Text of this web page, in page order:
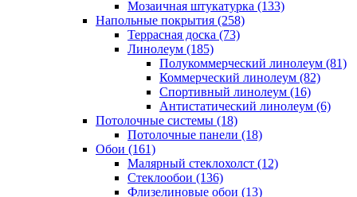
Мозаичная штукатурка (133)
Напольные покрытия (258)
Террасная доска (73)
Линолеум (185)
Полукоммерческий линолеум (81)
Коммерческий линолеум (82)
Спортивный линолеум (16)
Антистатический линолеум (6)
Потолочные системы (18)
Потолочные панели (18)
Обои (161)
Малярный стеклохолст (12)
Стеклообои (136)
Флизелиновые обои (13)